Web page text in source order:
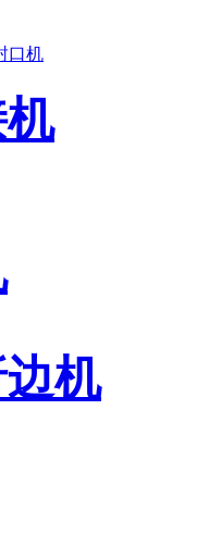
口机
机